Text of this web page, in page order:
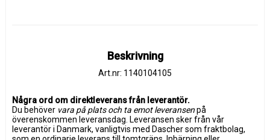
Beskrivning
Art.nr: 1140104105
Några ord om direktleverans från leverantör.
Du behöver vara på plats och ta emot leveransen på
överenskommen leveransdag. Leveransen sker från vår
leverantör i Danmark, vanligtvis med Dascher som fraktbolag,